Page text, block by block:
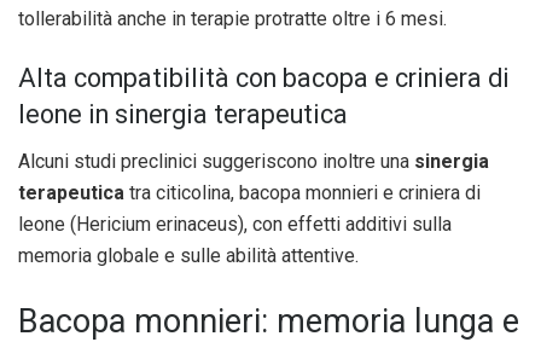
tollerabilità anche in terapie protratte oltre i 6 mesi.
Alta compatibilità con bacopa e criniera di
leone in sinergia terapeutica
Alcuni studi preclinici suggeriscono inoltre una sinergia
terapeutica tra citicolina, bacopa monnieri e criniera di
leone (Hericium erinaceus), con effetti additivi sulla
memoria globale e sulle abilità attentive.
Bacopa monnieri: memoria lunga e